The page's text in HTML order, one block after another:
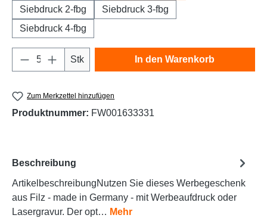
Siebdruck 2-fbg
Siebdruck 3-fbg
Siebdruck 4-fbg
Produkt Anzahl: Gib den gewünschten
Stk In den Warenkorb
Zum Merkzettel hinzufügen
Produktnummer: FW001633331
Beschreibung
ArtikelbeschreibungNutzen Sie dieses Werbegeschenk
aus Filz - made in Germany - mit Werbeaufdruck oder
Lasergravur. Der opt… Mehr
Animationen stoppen Überschriften hervorheben